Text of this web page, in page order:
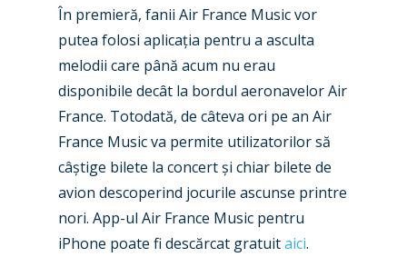
În premieră, fanii Air France Music vor
putea folosi aplicația pentru a asculta
melodii care până acum nu erau
disponibile decât la bordul aeronavelor Air
France. Totodată, de câteva ori pe an Air
France Music va permite utilizatorilor să
câștige bilete la concert și chiar bilete de
avion descoperind jocurile ascunse printre
nori. App-ul Air France Music pentru
iPhone poate fi descărcat gratuitaici.
Accidents / Incidents
Airshows
Dubai 2025
Paris 2025
Farnborough 2024
Paris 2023
Farnborough 2022
Dubai 2019
Business Jets
Military
Trip Reports
Marketplace
Jobs
Contact